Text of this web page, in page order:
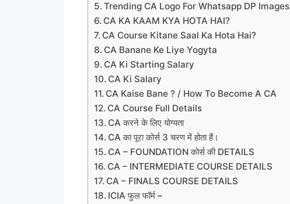
Trending CA Logo For Whatsapp DP Images
CA KA KAAM KYA HOTA HAI?
CA Course Kitane Saal Ka Hota Hai?
CA Banane Ke Liye Yogyta
CA Ki Starting Salary
CA Ki Salary
CA Kaise Bane ? / How To Become A CA
CA Course Full Details
CA करने के लिए योग्यता
CA का पूरा कोर्स 3 चरण में होता हैं।
CA – FOUNDATION कोर्स की DETAILS
CA – INTERMEDIATE COURSE DETAILS
CA – FINALS COURSE DETAILS
ICIA फुल फॉर्म –